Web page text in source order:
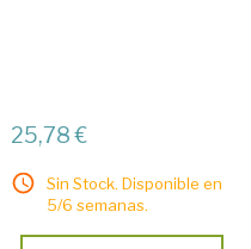
25,78 €
Sin Stock. Disponible en
5/6 semanas.